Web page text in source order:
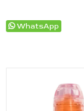
WhatsApp